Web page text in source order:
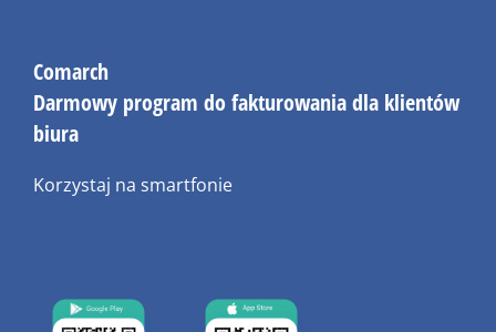
Comarch
Darmowy program do fakturowania dla klientów
biura
Korzystaj na smartfonie